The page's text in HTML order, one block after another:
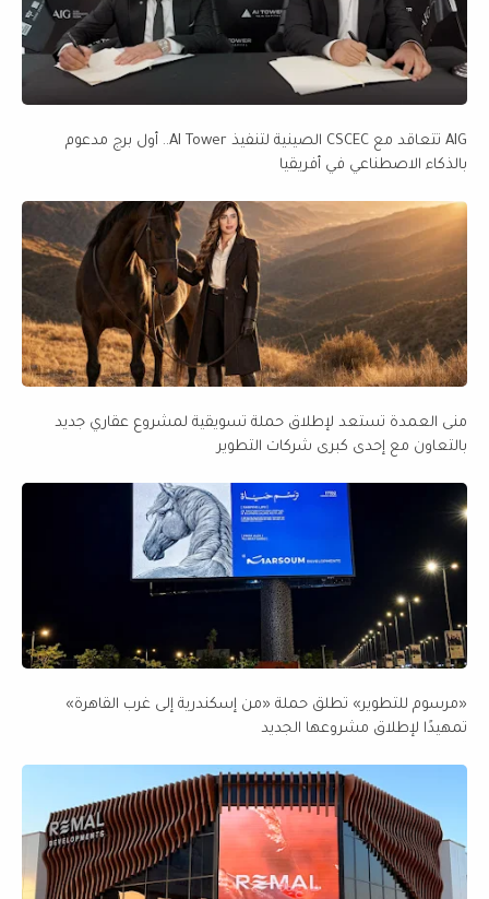
AIG تتعاقد مع CSCEC الصينية لتنفيذ AI Tower.. أول برج مدعوم
بالذكاء الاصطناعي في أفريقيا
منى العمدة تستعد لإطلاق حملة تسويقية لمشروع عقاري جديد
بالتعاون مع إحدى كبرى شركات التطوير
«مرسوم للتطوير» تطلق حملة «من إسكندرية إلى غرب القاهرة»
تمهيدًا لإطلاق مشروعها الجديد